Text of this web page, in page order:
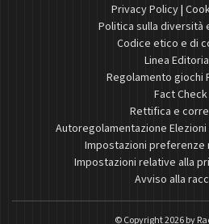
Privacy Policy|
Politica sulla diversità
Codice etico e di
Linea
Regolamento giochi
Fact Check
Rettifica e
Autoregolamentazione
Impostazioni preferenze
Impostazioni relative alla
Avviso alla
© Copyright 2026 by